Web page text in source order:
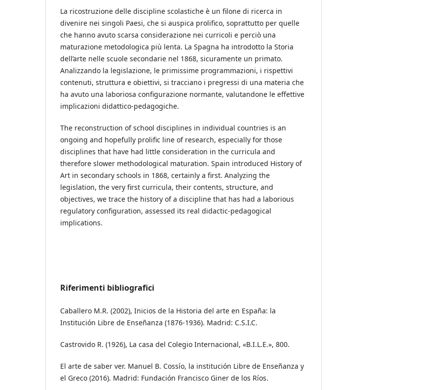
La ricostruzione delle discipline scolastiche è un filone di ricerca in
divenire nei singoli Paesi, che si auspica prolifico, soprattutto per quelle
che hanno avuto scarsa considerazione nei curricoli e perciò una
maturazione metodologica più lenta. La Spagna ha introdotto la Storia
dell’arte nelle scuole secondarie nel 1868, sicuramente un primato.
Analizzando la legislazione, le primissime programmazioni, i rispettivi
contenuti, struttura e obiettivi, si tracciano i pregressi di una materia che
ha avuto una laboriosa configurazione normante, valutandone le effettive
implicazioni didattico-pedagogiche.
The reconstruction of school disciplines in individual countries is an
ongoing and hopefully prolific line of research, especially for those
disciplines that have had little consideration in the curricula and
therefore slower methodological maturation. Spain introduced History of
Art in secondary schools in 1868, certainly a first. Analyzing the
legislation, the very first curricula, their contents, structure, and
objectives, we trace the history of a discipline that has had a laborious
regulatory configuration, assessed its real didactic-pedagogical
implications.
Riferimenti bibliografici
Caballero M.R. (2002), Inicios de la Historia del arte en España: la
Institución Libre de Enseñanza (1876-1936). Madrid: C.S.I.C.
Castrovido R. (1926), La casa del Colegio Internacional, «B.I.L.E.», 800.
El arte de saber ver. Manuel B. Cossío, la institución Libre de Enseñanza y
el Greco (2016). Madrid: Fundación Francisco Giner de los Ríos.